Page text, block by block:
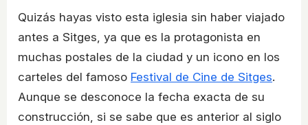
Quizás hayas visto esta iglesia sin haber viajado
antes a Sitges, ya que es la protagonista en
muchas postales de la ciudad y un icono en los
carteles del famoso Festival de Cine de Sitges.
Aunque se desconoce la fecha exacta de su
construcción, si se sabe que es anterior al siglo